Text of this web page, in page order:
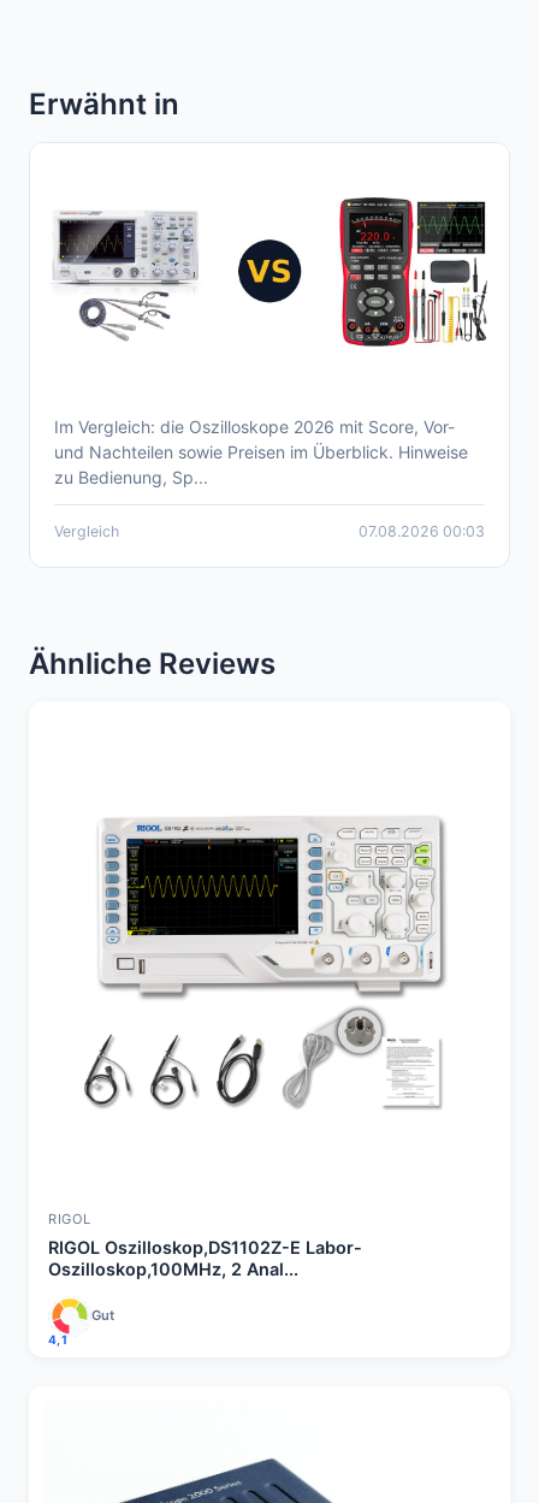
Erwähnt in
Aktueller Oszilloskope-Vergleich 2026 –
kompakt & übersichtlich
Im Vergleich: die Oszilloskope 2026 mit Score, Vor-
und Nachteilen sowie Preisen im Überblick. Hinweise
zu Bedienung, Sp...
Vergleich 07.08.2026 00:03
Ähnliche Reviews
RIGOL
RIGOL Oszilloskop,DS1102Z-E Labor-
Oszilloskop,100MHz, 2 Anal...
4,1
Gut